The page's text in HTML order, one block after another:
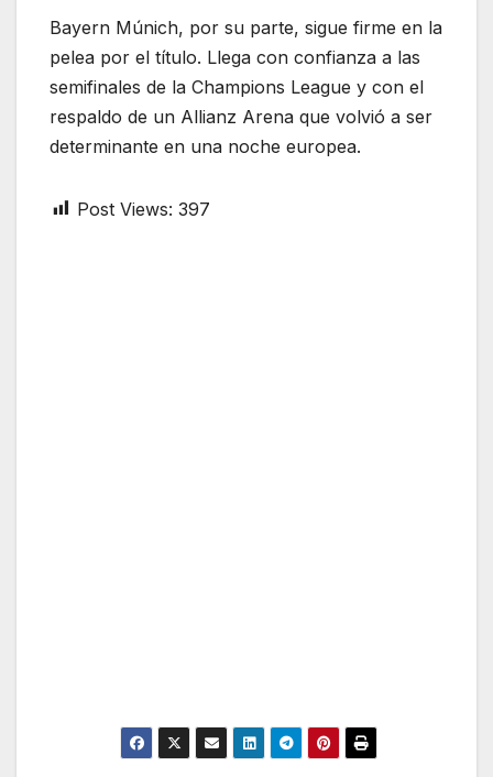
Bayern Múnich, por su parte, sigue firme en la
pelea por el título. Llega con confianza a las
semifinales de la Champions League y con el
respaldo de un Allianz Arena que volvió a ser
determinante en una noche europea.
Post Views: 397